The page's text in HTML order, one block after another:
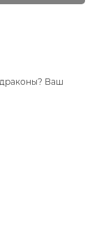
драконы? Ваш